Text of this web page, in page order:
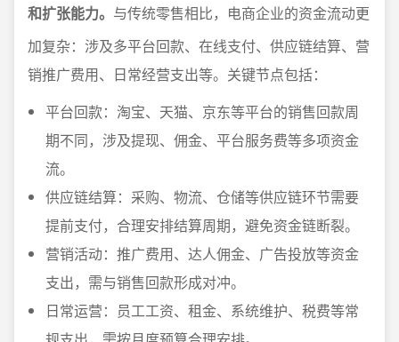
和扩张能力。 与传统零售相比，电商企业的资金流动更
加复杂：涉及多平台回款、在线支付、供应链结算、营
销推广费用、日常经营支出等。关键节点包括：
平台回款：淘宝、天猫、京东等平台的销售回款周
期不同，涉及提现、佣金、平台服务费等多项资金
流。
供应链结算：采购、物流、仓储等供应链环节需要
提前支付，合理安排结算周期，避免资金链断裂。
营销活动：推广费用、达人佣金、广告投放等资金
支出，需与销售回款形成对冲。
日常运营：员工工资、租金、系统维护、税费等常